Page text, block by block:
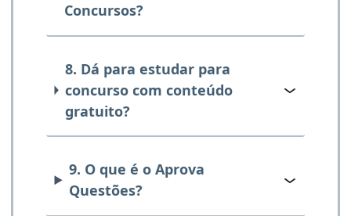
Concursos?
8. Dá para estudar para
concurso com conteúdo
gratuito?
9. O que é o Aprova
Questões?